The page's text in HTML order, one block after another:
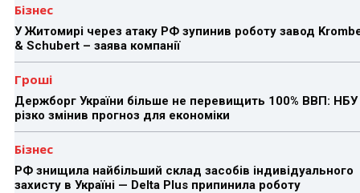
Бізнес
У Житомирі через атаку РФ зупинив роботу завод
& Schubert – заява компанії
Гроші
Держборг України більше не перевищить 100% ВВП: НБУ
різко змінив прогноз для економіки
Бізнес
РФ знищила найбільший склад засобів індивідуального
захисту в Україні — Delta Plus припинила роботу